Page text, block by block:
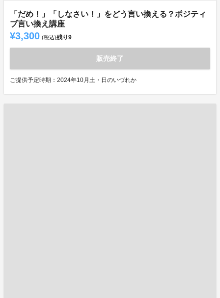
「だめ！」「しなさい！」をどう言い換える？ポジティ
ブ言い換え講座
¥3,300 (税込)残り9
販売終了
ご提供予定時期：2024年10月土・日のいづれか